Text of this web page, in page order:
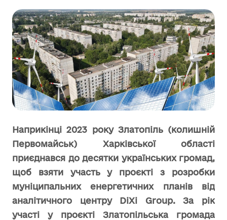
Наприкінці 2023 року Златопіль (колишній
Первомайськ) Харківської області
приєднався до десятки українських громад,
щоб взяти участь у проєкті з розробки
муніципальних енергетичних планів від
аналітичного центру DiXi Group. За рік
участі у проєкті Златопільська громада